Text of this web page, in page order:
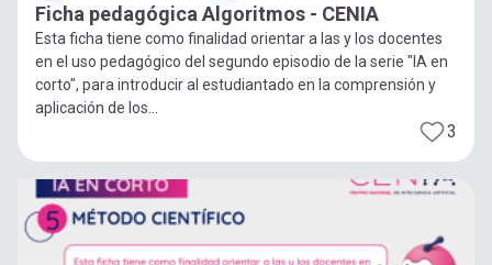
Ficha pedagógica Algoritmos - CENIA
Esta ficha tiene como finalidad orientar a las y los docentes
en el uso pedagógico del segundo episodio de la serie "IA en
corto", para introducir al estudiantado en la comprensión y
aplicación de los...
3